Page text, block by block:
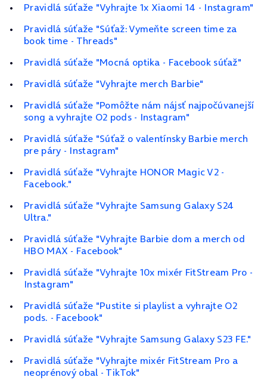
Pravidlá súťaže "Vyhrajte 1x Xiaomi 14 - Instagram"
Pravidlá súťaže "Súťaž: Vymeňte screen time za
book time - Threads"
Pravidlá súťaže "Mocná optika - Facebook súťaž"
Pravidlá súťaže "Vyhrajte merch Barbie"
Pravidlá súťaže "Pomôžte nám nájsť najpočúvanejší
song a vyhrajte O2 pods - Instagram"
Pravidlá súťaže "Súťaž o valentínsky Barbie merch
pre páry - Instagram"
Pravidlá súťaže "Vyhrajte HONOR Magic V2 -
Facebook."
Pravidlá súťaže "Vyhrajte Samsung Galaxy S24
Ultra."
Pravidlá súťaže "Vyhrajte Barbie dom a merch od
HBO MAX - Facebook"
Pravidlá súťaže "Vyhrajte 10x mixér FitStream Pro -
Instagram"
Pravidlá súťaže "Pustite si playlist a vyhrajte O2
pods. - Facebook"
Pravidlá súťaže "Vyhrajte Samsung Galaxy S23 FE."
Pravidlá súťaže "Vyhrajte mixér FitStream Pro a
neoprénový obal - TikTok"